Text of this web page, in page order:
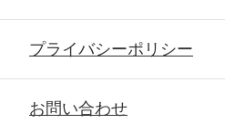
プライバシーポリシー
お問い合わせ